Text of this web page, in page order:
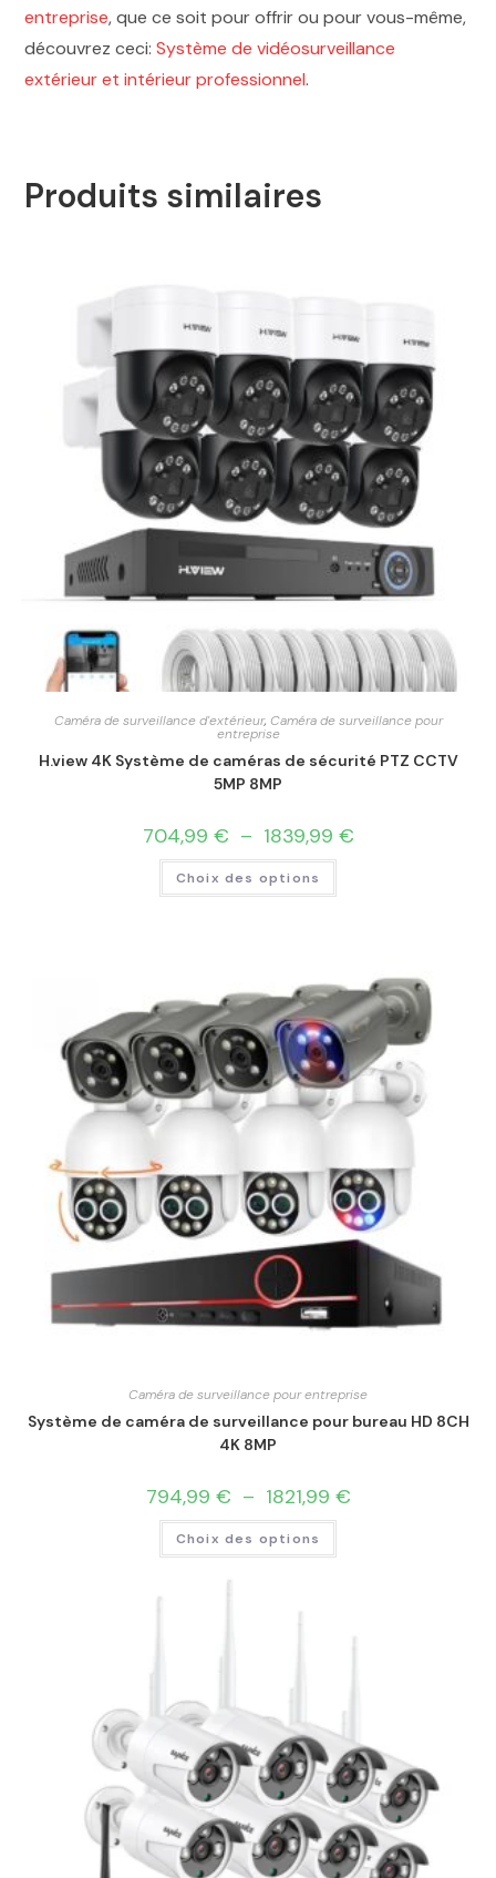
entreprise, que ce soit pour offrir ou pour vous-même,
découvrez ceci:Système de vidéosurveillance
extérieur et intérieur professionnel.
Produits similaires
Caméra de surveillance d'extérieur, Caméra de surveillance pour
entreprise
H.view 4K Système de caméras de sécurité PTZ CCTV
5MP 8MP
704,99 € – 1839,99 €
Choix des options
Caméra de surveillance pour entreprise
Système de caméra de surveillance pour bureau HD 8CH
4K 8MP
794,99 € – 1821,99 €
Choix des options